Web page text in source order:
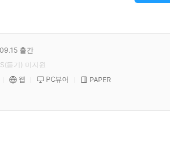
출간
듣기) 미지원
웹 PC뷰어 PAPER